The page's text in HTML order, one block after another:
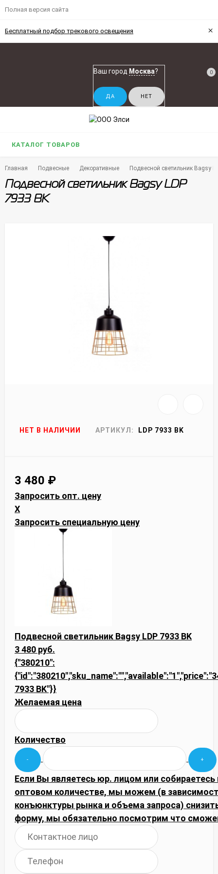
Полная версия сайта
Бесплатный подбор трекового освещения ×
Ваш город Москва? 0
КАТАЛОГ ТОВАРОВ
Главная Подвесные Декоративные Подвесной светильник Bagsy
Подвесной светильник Bagsy LDP
7933 BK
НЕТ В НАЛИЧИИ АРТИКУЛ: LDP 7933 BK
3 480 ₽
Запросить опт. цену
X
Запросить специальную цену
Подвесной светильник Bagsy LDP 7933 BK
3 480 руб.
{"380210":
7933 BK"}}
Желаемая цена
Количество
Если Вы являетесь юр. лицом или собираетесь
оптовом количестве, мы можем (в
конъюнктуры рынка и объема запроса)
форму, мы обязательно посмотрим что